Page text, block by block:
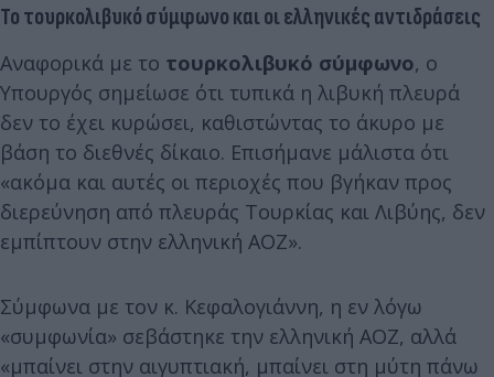
Το τουρκολιβυκό σύμφωνο και οι ελληνικές αντιδράσεις
Αναφορικά με το τουρκολιβυκό σύμφωνο, ο
Υπουργός σημείωσε ότι τυπικά η λιβυκή πλευρά
δεν το έχει κυρώσει, καθιστώντας το άκυρο με
βάση το διεθνές δίκαιο. Επισήμανε μάλιστα ότι
«ακόμα και αυτές οι περιοχές που βγήκαν προς
διερεύνηση από πλευράς Τουρκίας και Λιβύης, δεν
εμπίπτουν στην ελληνική ΑΟΖ».
Σύμφωνα με τον κ. Κεφαλογιάννη, η εν λόγω
«συμφωνία» σεβάστηκε την ελληνική ΑΟΖ, αλλά
«μπαίνει στην αιγυπτιακή, μπαίνει στη μύτη πάνω